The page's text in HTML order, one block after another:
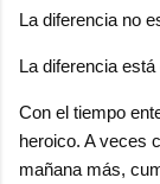
La diferencia no
La diferencia
Con el tiempo
heroico. A veces
mañana más,